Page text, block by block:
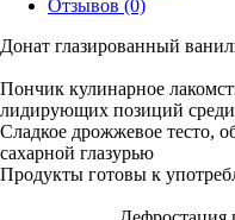
Отзывов (0)
Донат глазированный
Пончик кулинарное
лидирующих позиций среди
Сладкое дрожжевое тесто,
сахарной глазурью
Продукты готовы к